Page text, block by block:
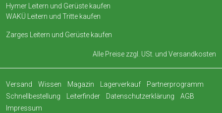
Hymer Leitern und Gerüste kaufen
WAKÜ Leitern und Tritte kaufen
Zarges Leitern und Gerüste kaufen
Alle Preise zzgl. USt. und Versandkosten
Versand Wissen Magazin Lagerverkauf
Partnerprogramm
Schnellbestellung
Leiterfinder Datenschutzerklärung
AGB
Impressum